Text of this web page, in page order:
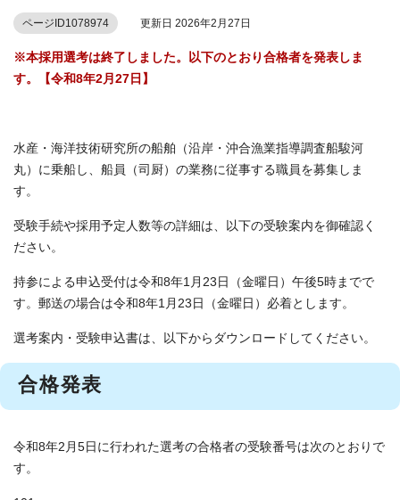
ページID1078974 更新日 2026年2月27日
※本採用選考は終了しました。以下のとおり合格者を発表しま
す。【令和8年2月27日】
水産・海洋技術研究所の船舶（沿岸・沖合漁業指導調査船駿河
丸）に乗船し、船員（司厨）の業務に従事する職員を募集しま
す。
受験手続や採用予定人数等の詳細は、以下の受験案内を御確認く
ださい。
持参による申込受付は令和8年1月23日（金曜日）午後5時までで
す。郵送の場合は令和8年1月23日（金曜日）必着とします。
選考案内・受験申込書は、以下からダウンロードしてください。
合格発表
令和8年2月5日に行われた選考の合格者の受験番号は次のとおりで
す。